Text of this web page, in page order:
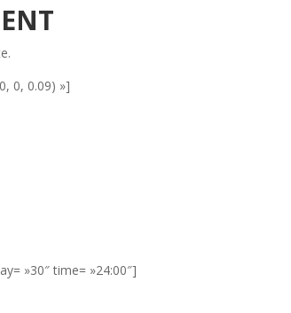
0, 0.09) »]
»30″ time= »24:00″]